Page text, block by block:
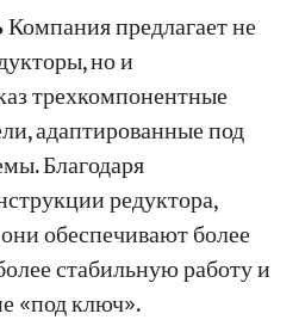
Компания предлагает не
но и
трехкомпонентные
адаптированные под
Благодаря
редуктора,
обеспечивают более
стабильную работу и
«под ключ».